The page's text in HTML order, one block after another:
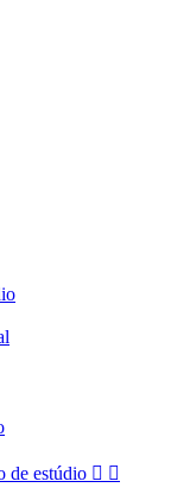
de estúdio  